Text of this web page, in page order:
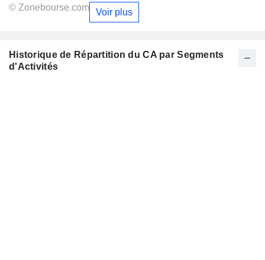
© Zonebourse.com Voir plus
Historique de Répartition du CA par Segments
d'Activités